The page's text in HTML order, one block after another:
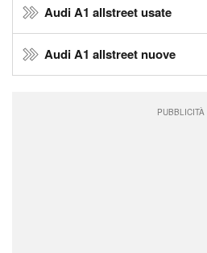
Audi A1 allstreet usate
Audi A1 allstreet nuove
PUBBLICITÀ